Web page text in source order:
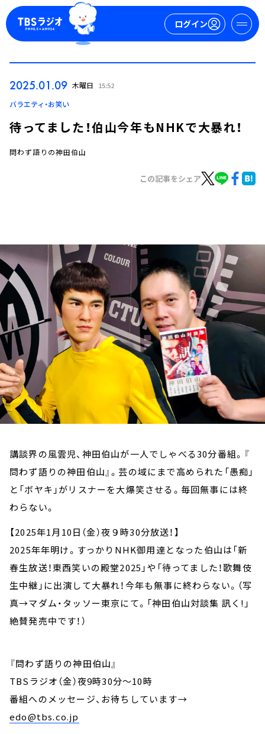
ログイン
ログイン
トピックス
TBS Podcast
お知らせ
イベント・グッズ
YouTube
会社情報
2025.01.09 木曜日 15:52
バラエティ・お笑い
待ってました！伯山今年もNHKで大暴れ！
問わず語りの神田伯山
この記事をシェア
講談界の風雲児、神田伯山が一人でしゃべる30分番組。『
問わず語りの神田伯山』。芸の域にまで高められた「愚痴」
と「ボヤキ」がリスナーを大爆笑させる。毎回無事には終
わらない。
【2025年1月10日（金）夜９時30分放送！】
2025年年明け。すっかりNHK御用達となった伯山は「新
春生放送！東西笑いの殿堂2025」や「待ってました！歌舞伎
生中継」に出演して大暴れ！今年も無事に終わらない。（写
真→マダム・タッソー東京にて。「神田伯山対談集 訊く!」
絶賛発売中です！）
『問わず語りの神田伯山』
TBSラジオ（金）夜9時30分～10時
番組へのメッセージ、お待ちしています→
edo@tbs.co.jp